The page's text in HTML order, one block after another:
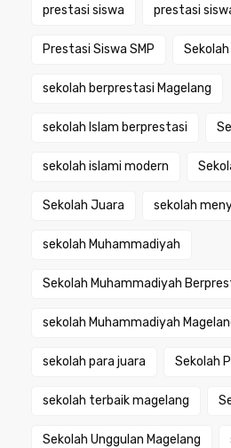
prestasi siswa prestasi
Prestasi Siswa SMP
sekolah berprestasi Magelang
sekolah Islam berprestasi
sekolah islami modern
Sekolah Juara sekolah
sekolah Muhammadiyah
Sekolah Muhammadiyah
sekolah Muhammadiyah
sekolah para juara Sekolah
sekolah terbaik magelang
Sekolah Unggulan Magelang